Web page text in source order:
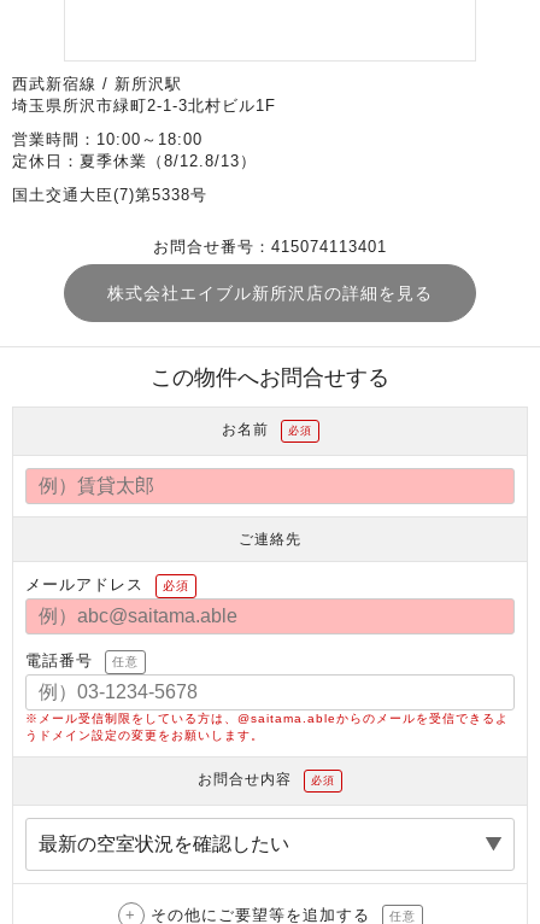
西武新宿線 / 新所沢駅
埼玉県所沢市緑町2-1-3北村ビル1F
営業時間：10:00～18:00
定休日：夏季休業（8/12.8/13）
国土交通大臣(7)第5338号
お問合せ番号：415074113401
株式会社エイブル新所沢店の詳細を見る
この物件へお問合せする
お名前 必須
ご連絡先
メールアドレス 必須
電話番号 任意
※メール受信制限をしている方は、@saitama.ableからのメールを受信できるよ
うドメイン設定の変更をお願いします。
お問合せ内容 必須
その他にご要望等を追加する 任意